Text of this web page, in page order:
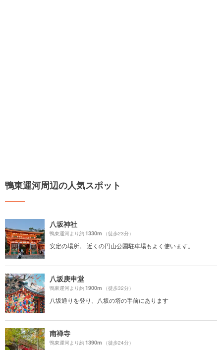
鴨東運河周辺の人気スポット
八坂神社
鴨東運河より約1330m （徒歩23分）
安定の場所。 近くの円山公園駐車場もよく使います。
八坂庚申堂
鴨東運河より約1900m （徒歩32分）
八坂通りを登り、八坂の塔の手前にあります
南禅寺
鴨東運河より約1390m （徒歩24分）